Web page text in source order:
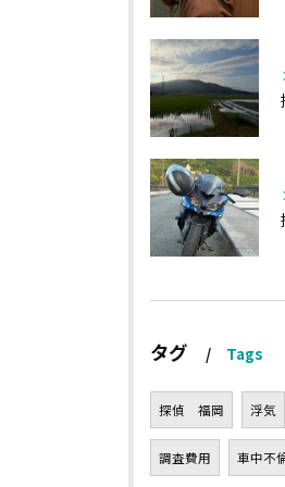
タグ Tags
探偵 福岡 浮気
調査費用 車中不